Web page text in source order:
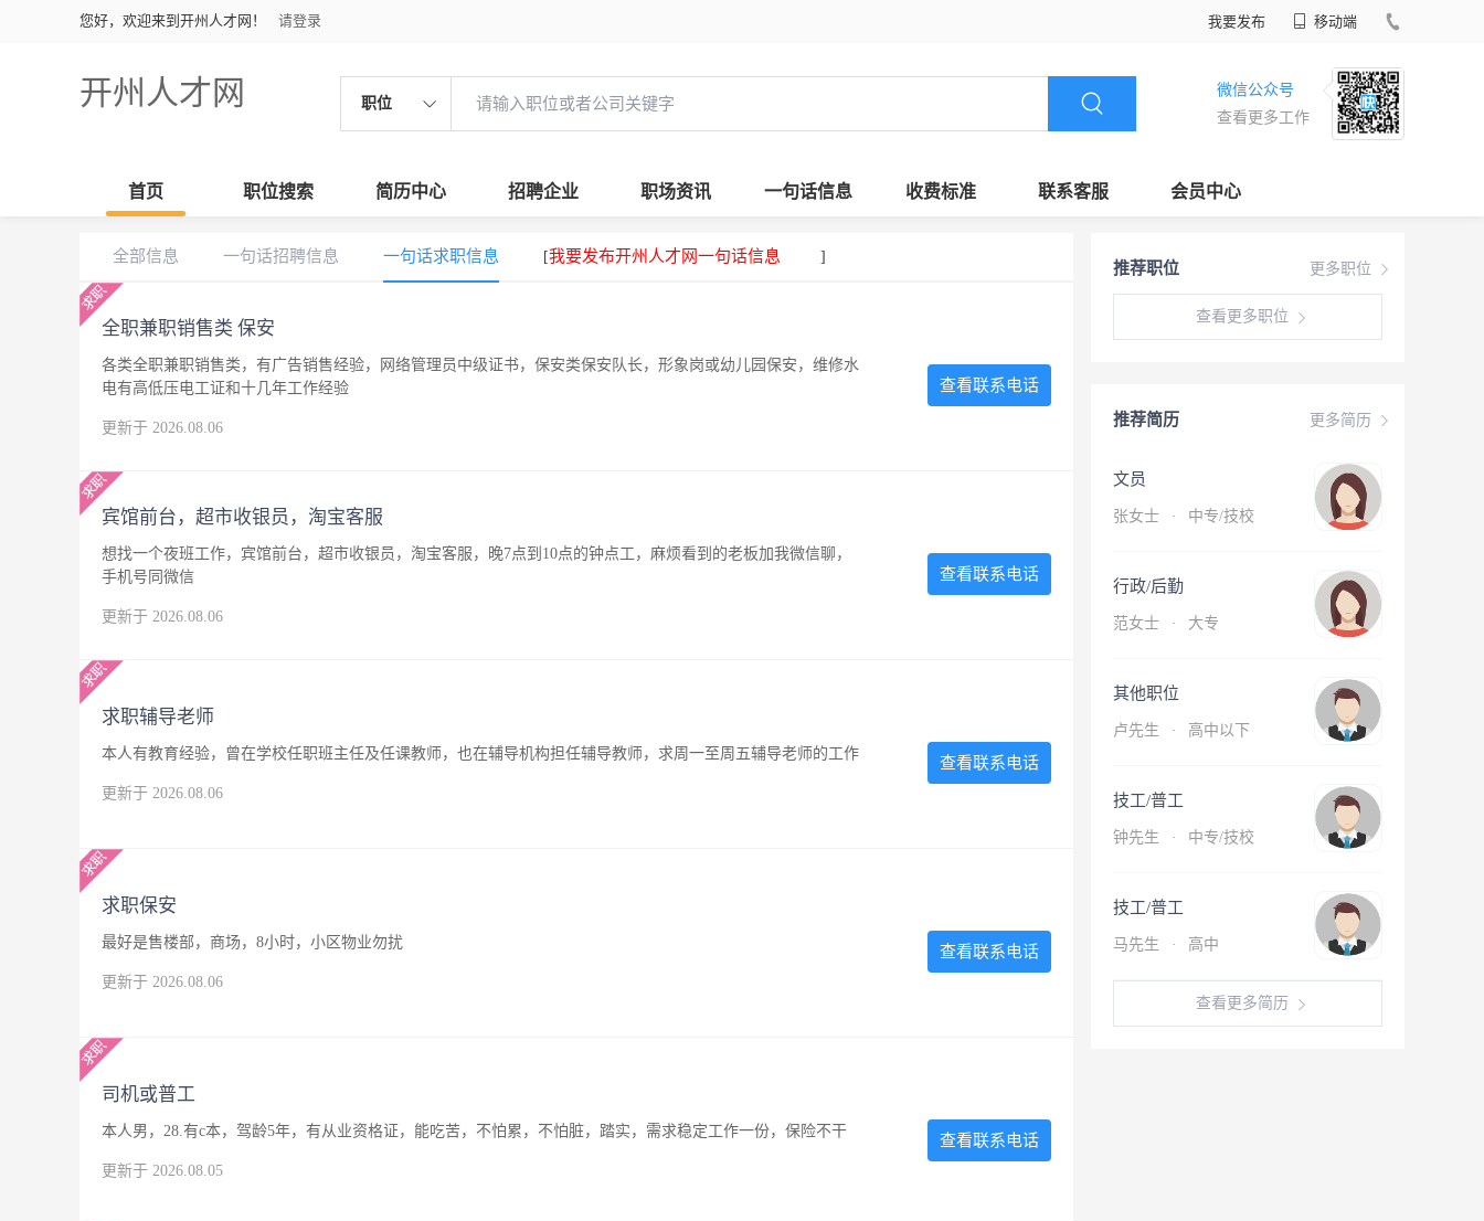
您好，欢迎来到开州人才网！ 请登录 我要发布 移动端
开州人才网 职位
微信公众号
查看更多工作
首页 职位搜索 简历中心 招聘企业 职场资讯 一句话信息 收费标准 联系客服 会员中心
更多职位
推荐职位
查看更多职位
更多简历
推荐简历
文员
张女士 · 中专/技校
行政/后勤
范女士 · 大专
其他职位
卢先生 · 高中以下
技工/普工
钟先生 · 中专/技校
技工/普工
马先生 · 高中
查看更多简历
全部信息 一句话招聘信息 一句话求职信息 [我要发布开州人才网一句话信息 ]
全职兼职销售类 保安
各类全职兼职销售类，有广告销售经验，网络管理员中级证书，保安类保安队长，形象岗或幼儿园保安，维修水
电有高低压电工证和十几年工作经验
更新于 2026.08.06
查看联系电话
宾馆前台，超市收银员，淘宝客服
想找一个夜班工作，宾馆前台，超市收银员，淘宝客服，晚7点到10点的钟点工，麻烦看到的老板加我微信聊，
手机号同微信
更新于 2026.08.06
查看联系电话
求职辅导老师
本人有教育经验，曾在学校任职班主任及任课教师，也在辅导机构担任辅导教师，求周一至周五辅导老师的工作
更新于 2026.08.06
查看联系电话
求职保安
最好是售楼部，商场，8小时，小区物业勿扰
更新于 2026.08.06
查看联系电话
司机或普工
本人男，28.有c本，驾龄5年，有从业资格证，能吃苦，不怕累，不怕脏，踏实，需求稳定工作一份，保险不干
更新于 2026.08.05
查看联系电话